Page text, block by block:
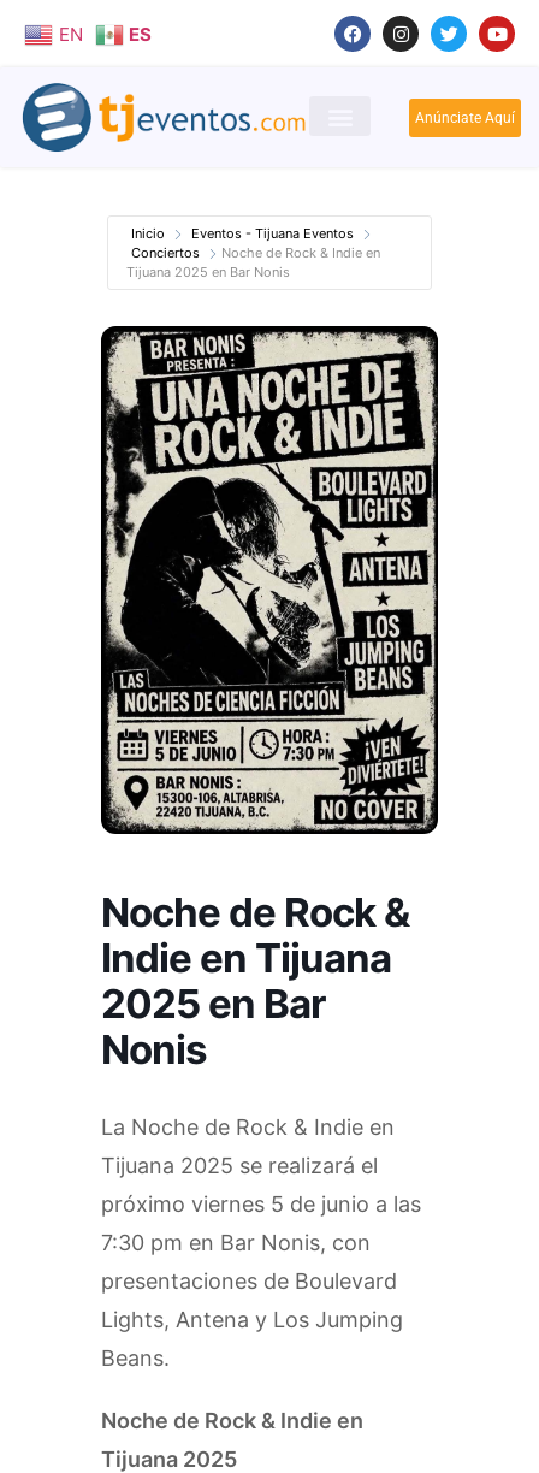
EN ES
Anúnciate Aquí
Inicio
Eventos - Tijuana Eventos
Conciertos
Noche de Rock & Indie en
Tijuana 2025 en Bar Nonis
Noche de Rock &
Indie en Tijuana
2025 en Bar
Nonis
La Noche de Rock & Indie en
Tijuana 2025 se realizará el
próximo viernes 5 de junio a las
7:30 pm en Bar Nonis, con
presentaciones de Boulevard
Lights, Antena y Los Jumping
Beans.
Noche de Rock & Indie en
Tijuana 2025